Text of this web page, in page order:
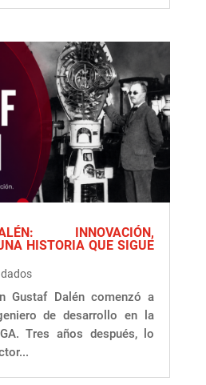
INNOVACIÓN,
HISTORIA QUE SIGUE
Gustaf Dalén comenzó a
de desarrollo en la
Tres años después, lo